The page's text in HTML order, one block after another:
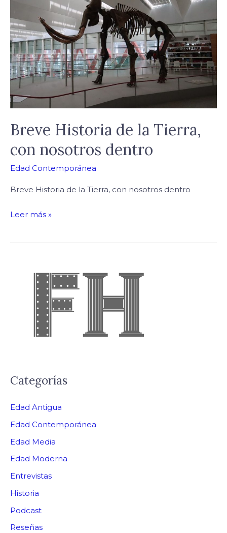
Breve Historia de la Tierra,
con nosotros dentro
Edad Contemporánea
Breve Historia de la Tierra, con nosotros dentro
la
Tierra,
con
nosotros
dentro
Leer más »
Categorías
Edad Antigua
Edad Contemporánea
Edad Media
Edad Moderna
Entrevistas
Historia
Podcast
Reseñas